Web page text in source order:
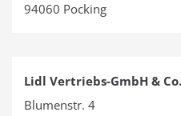
94060 Pocking
Lidl Vertriebs-GmbH &
Blumenstr. 4